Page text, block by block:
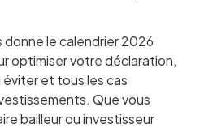
le calendrier 2026
optimiser votre déclaration,
éviter et tous les cas
Que vous
bailleur ou investisseur